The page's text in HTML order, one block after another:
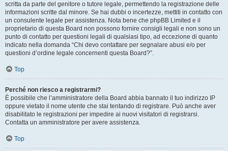
scritta da parte del genitore o tutore legale, permettendo la registrazione delle
informazioni scritte dal minore. Se hai dubbi o incertezze, mettiti in contatto con
un consulente legale per assistenza. Nota bene che phpBB Limited e il
proprietario di questa Board non possono fornire consigli legali e non sono un
punto di contatto per questioni legali di qualsiasi tipo, ad eccezione di quanto
indicato nella domanda “Chi devo contattare per segnalare abusi e/o per
questioni d’ordine legale concernenti questa Board?”.
Top
Perché non riesco a registrarmi?
È possibile che l’amministratore della Board abbia bannato il tuo indirizzo IP
oppure vietato il nome utente che stai tentando di registrare. Può anche aver
disabilitato le registrazioni per impedire ai nuovi visitatori di registrarsi.
Contatta un amministratore per avere assistenza.
Top